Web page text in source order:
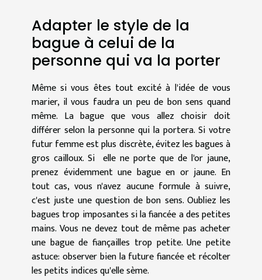
Adapter le style de la
bague à celui de la
personne qui va la porter
Même si vous êtes tout excité à l'idée de vous
marier, il vous faudra un peu de bon sens quand
même. La bague que vous allez choisir doit
différer selon la personne qui la portera. Si votre
futur femme est plus discrète, évitez les bagues à
gros cailloux. Si elle ne porte que de l'or jaune,
prenez évidemment une bague en or jaune. En
tout cas, vous n'avez aucune formule à suivre,
c'est juste une question de bon sens. Oubliez les
bagues trop imposantes si la fiancée a des petites
mains. Vous ne devez tout de même pas acheter
une bague de fiançailles trop petite. Une petite
astuce: observer bien la future fiancée et récolter
les petits indices qu'elle sème.